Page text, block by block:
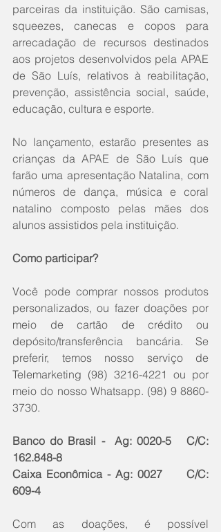
parceiras da instituição. São camisas,
squeezes, canecas e copos para
arrecadação de recursos destinados
aos projetos desenvolvidos pela APAE
de São Luís, relativos à reabilitação,
prevenção, assistência social, saúde,
educação, cultura e esporte.
No lançamento, estarão presentes as
crianças da APAE de São Luís que
farão uma apresentação Natalina, com
números de dança, música e coral
natalino composto pelas mães dos
alunos assistidos pela instituição.
Como participar?
Você pode comprar nossos produtos
personalizados, ou fazer doações por
meio de cartão de crédito ou
depósito/transferência bancária. Se
preferir, temos nosso serviço de
Telemarketing (98) 3216-4221 ou por
meio do nosso Whatsapp. (98) 9 8860-
3730.
Banco do Brasil -  Ag: 0020-5   C/C:
162.848-8
Caixa Econômica - Ag: 0027     C/C:
609-4
Com as doações, é possível